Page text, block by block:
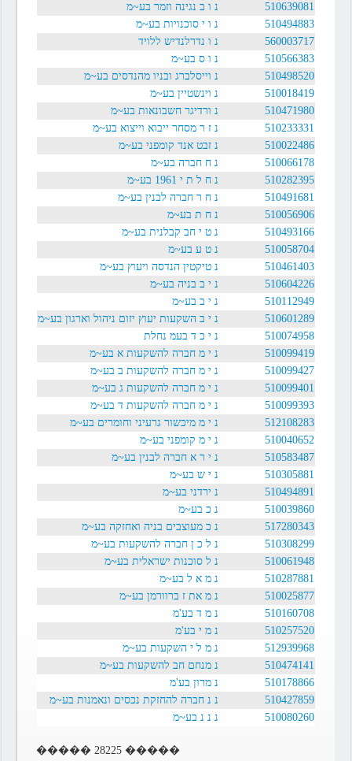
510639081
נ ו ב נגינה וזמר בע~מ
510494883
נ ו י סוכנויות בע~מ
560003717
נ ו נדרלנדיש ללויד
510566383
נ ו ס בע~מ
510498520
נ וייסלברג ובניו מהנדסים בע~מ
510018419
נ וינשטיין בע~מ
510471980
נ ורדיגר חשבונאות בע~מ
510233331
נ ז ר מסחר ייבוא וייצוא בע~מ
510022486
נ זבט אנד קומפני בע~מ
510066178
נ ח חברה בע~מ
510282395
נ ח ל ת י 1961 בע~מ
510491681
נ ח ר חברה לבנין בע~מ
510056906
נ ח ת בע~מ
510493166
נ ט י חב קבלנית בע~מ
510058704
נ ט ע בע~מ
510461403
נ טיקטין הנדסה ויעוץ בע~מ
510604226
נ י ב בניה בע~מ
510112949
נ י ב בע~מ
510601289
נ י ב השקעות יעוץ יזום ניהול וארגון בע~מ
510074958
נ י כ ד בעמ נחלת
510099419
נ י מ חברה להשקעות א בע~מ
510099427
נ י מ חברה להשקעות ב בע~מ
510099401
נ י מ חברה להשקעות ג בע~מ
510099393
נ י מ חברה להשקעות ד בע~מ
512108283
נ י מ מיכשור גרעיני וחומרים בע~מ
510040652
נ י מ קומפני בע~מ
510583487
נ י ר א חברה לבנין בע~מ
510305881
נ י ש בע~מ
510494891
נ ירדני בע~מ
510039860
נ כ בע~מ
517280343
נ כ מעוצבים בניה ואחזקה בע~מ
510308299
נ ל כ ן חברה להשקעות בע~מ
510061948
נ ל סוכנות ישראלית בע~מ
510287881
נ מ א ל בע~מ
510025877
נ מ את ז ברוורמן בע~מ
510160708
נ מ ד בע'מ
510257520
נ מ י בע'מ
512939968
נ מ ל י השקעות בע~מ
510474141
נ מנחם חב להשקעות בע~מ
510178866
נ מרון בע'מ
510427859
נ נ חברה להחזקת נכסים ונאמנות בע~מ
510080260
נ נ נ בע~מ
����� 28225 �����